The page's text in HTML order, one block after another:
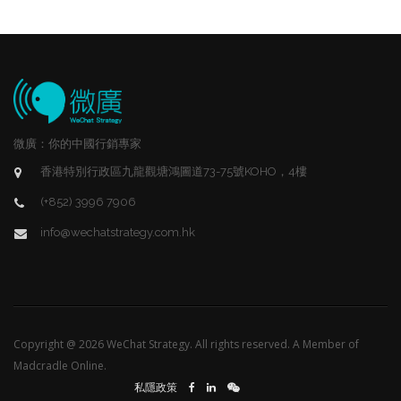
微廣：你的中國行銷專家
香港特別行政區九龍觀塘鴻圖道73-75號KOHO，4樓
(+852) 3996 7906
info@wechatstrategy.com.hk
Copyright @ 2026 WeChat Strategy. All rights reserved. A Member of
Madcradle Online.
私隱政策